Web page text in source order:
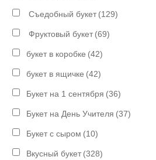
Съедобный букет (129)
Фруктовый букет (69)
букет в коробке (42)
букет в ящичке (42)
Букет на 1 сентября (36)
Букет на День Учителя (37)
Букет с сыром (10)
Вкусный букет (328)